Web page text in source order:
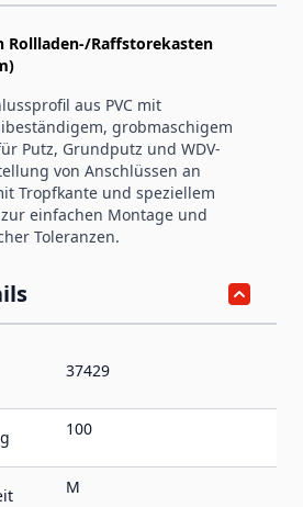
Rollladen-/Raffstorekasten
aus PVC mit
grobmaschigem
Putz, Grundputz und WDV-
von Anschlüssen an
Tropfkante und speziellem
einfachen Montage und
Toleranzen.
37429
100
M